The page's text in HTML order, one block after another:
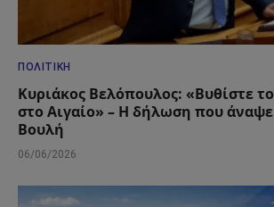
ΠΟΛΙΤΙΚΉ
Κυριάκος Βελόπουλος: «Βυθίστε
στο Αιγαίο» – Η δήλωση που
Βουλή
06/06/2026